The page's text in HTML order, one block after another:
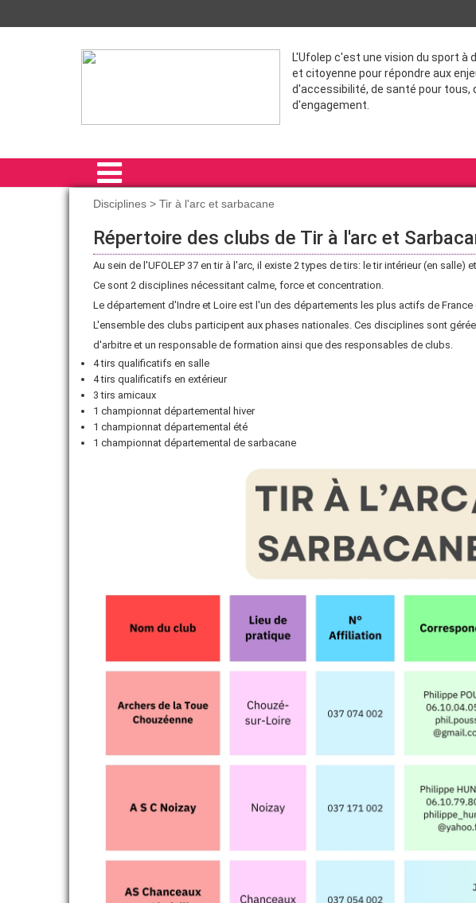
L'Ufolep c'est une vision du sport à
et citoyenne pour répondre aux
d'accessibilité, de santé pour tous,
d'engagement.
PRÊT DE MATÉRIEL
DISCIPLINES
SPORT & SOCIÉTÉ
FORMATIONS
ADHÉRER
VIE ASSOCIATIVE
Disciplines > Tir à l'arc et sarbacane
Répertoire des clubs de Tir à l'arc et
Au sein de l'UFOLEP 37 en tir à l'arc, il existe 2 types de tirs: le tir intérieur (en salle)
Ce sont 2 disciplines nécessitant calme, force et concentration.
Le département d'Indre et Loire est l'un des départements les plus actifs de France
L'ensemble des clubs participent aux phases nationales. Ces disciplines sont
d'arbitre et un responsable de formation ainsi que des responsables de clubs.
4 tirs qualificatifs en salle
4 tirs qualificatifs en extérieur
3 tirs amicaux
1 championnat départemental hiver
1 championnat départemental été
1 championnat départemental de sarbacane